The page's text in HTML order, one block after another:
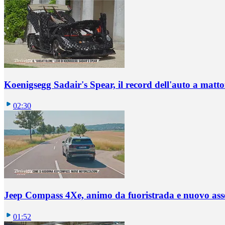
Koenigsegg Sadair's Spear, il record dell'auto a
02:30
Jeep Compass 4Xe, animo da fuoristrada e nuovo
01:52